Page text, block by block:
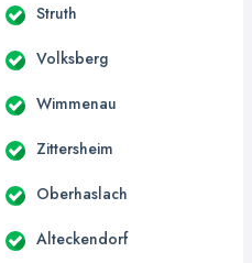
Struth
Volksberg
Wimmenau
Zittersheim
Oberhaslach
Alteckendorf